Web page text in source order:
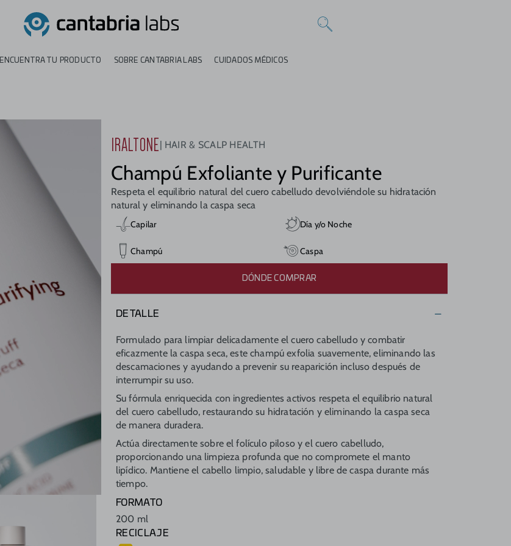
ENCUENTRA TU PRODUCTO SOBRE CANTABRIA LABS CUIDADOS MÉDICOS
IRALTONE HAIR & SCALP HEALTH
Champú Exfoliante y Purificante
Respeta el equilibrio natural del cuero cabelludo devolviéndole su hidratación
natural y eliminando la caspa seca
Capilar Día y/o Noche
Champú Caspa
DÓNDE COMPRAR
DETALLE
Formulado para limpiar delicadamente el cuero cabelludo y combatir
eficazmente la caspa seca, este champú exfolia suavemente, eliminando las
descamaciones y ayudando a prevenir su reaparición incluso después de
interrumpir su uso.
Su fórmula enriquecida con ingredientes activos respeta el equilibrio natural
del cuero cabelludo, restaurando su hidratación y eliminando la caspa seca
de manera duradera.
Actúa directamente sobre el folículo piloso y el cuero cabelludo,
proporcionando una limpieza profunda que no compromete el manto
lipídico. Mantiene el cabello limpio, saludable y libre de caspa durante más
tiempo.
FORMATO
200 ml
RECICLAJE